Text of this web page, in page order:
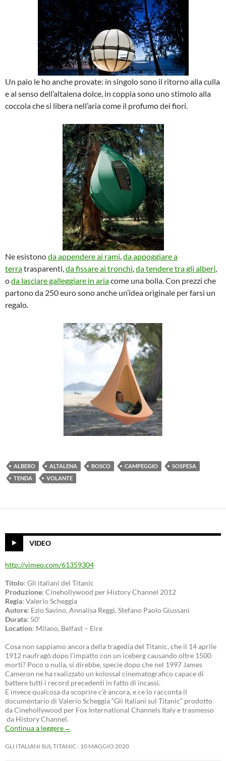
Un paio le ho anche provate: in singolo sono il ritorno alla culla
e al senso dell’altalena dolce, in coppia sono uno stimolo alla
coccola che si libera nell’aria come il profumo dei fiori.
Ne esistonoda appendere ai rami,da appoggiare a
terratrasparenti,da fissare ai tronchi,da tendere tra gli alberi,
oda lasciare galleggiare in ariacome una bolla. Con prezzi che
partono da 250 euro sono anche un’idea originale per farsi un
regalo.
ALBERO ALTALENA BOSCO CAMPEGGIO
SOSPESA
TENDA
VOLANTE
VIDEO
http://vimeo.com/61359304
Titolo: Gli italiani del Titanic
Produzione: Cinehollywood per History Channel 2012
Regia: Valerio Scheggia
Autore: Ezio Savino, Annalisa Reggi, Stefano Paolo Giussani
Durata: 50′
Location: Milano, Belfast – Eire
Cosa non sappiamo ancora della tragedia del Titanic, che il 14 aprile
1912 naufragò dopo l’impatto con un iceberg causando oltre 1500
morti? Poco o nulla, si direbbe, specie dopo che nel 1997 James
Cameron ne ha realizzato un kolossal cinematografico capace di
battere tutti i record precedenti in fatto di incassi.
E invece qualcosa da scoprire c’è ancora, e ce lo racconta il
documentario di Valerio Scheggia “Gli Italiani sul Titanic” prodotto
da Cinehollywood per Fox International Channels Italy e trasmesso
da History Channel.
Continua a leggere→
GLI ITALIANI SUL TITANIC 10 MAGGIO 2020